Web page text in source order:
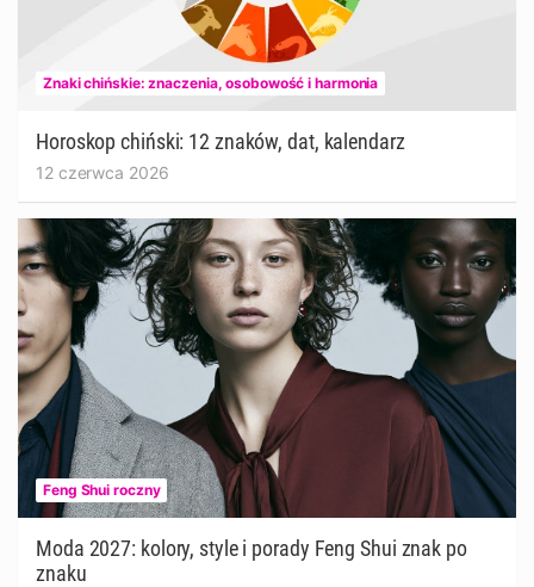
Znaki chińskie: znaczenia, osobowość i harmonia
Horoskop chiński: 12 znaków, dat, kalendarz
12 czerwca 2026
Feng Shui roczny
Moda 2027: kolory, style i porady Feng Shui znak po
znaku